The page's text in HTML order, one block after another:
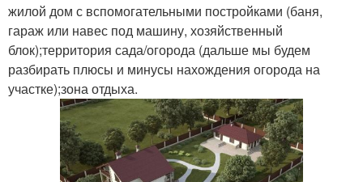
жилой дом с вспомогательными постройками (баня,
гараж или навес под машину, хозяйственный
блок);территория сада/огорода (дальше мы будем
разбирать плюсы и минусы нахождения огорода на
участке);зона отдыха.